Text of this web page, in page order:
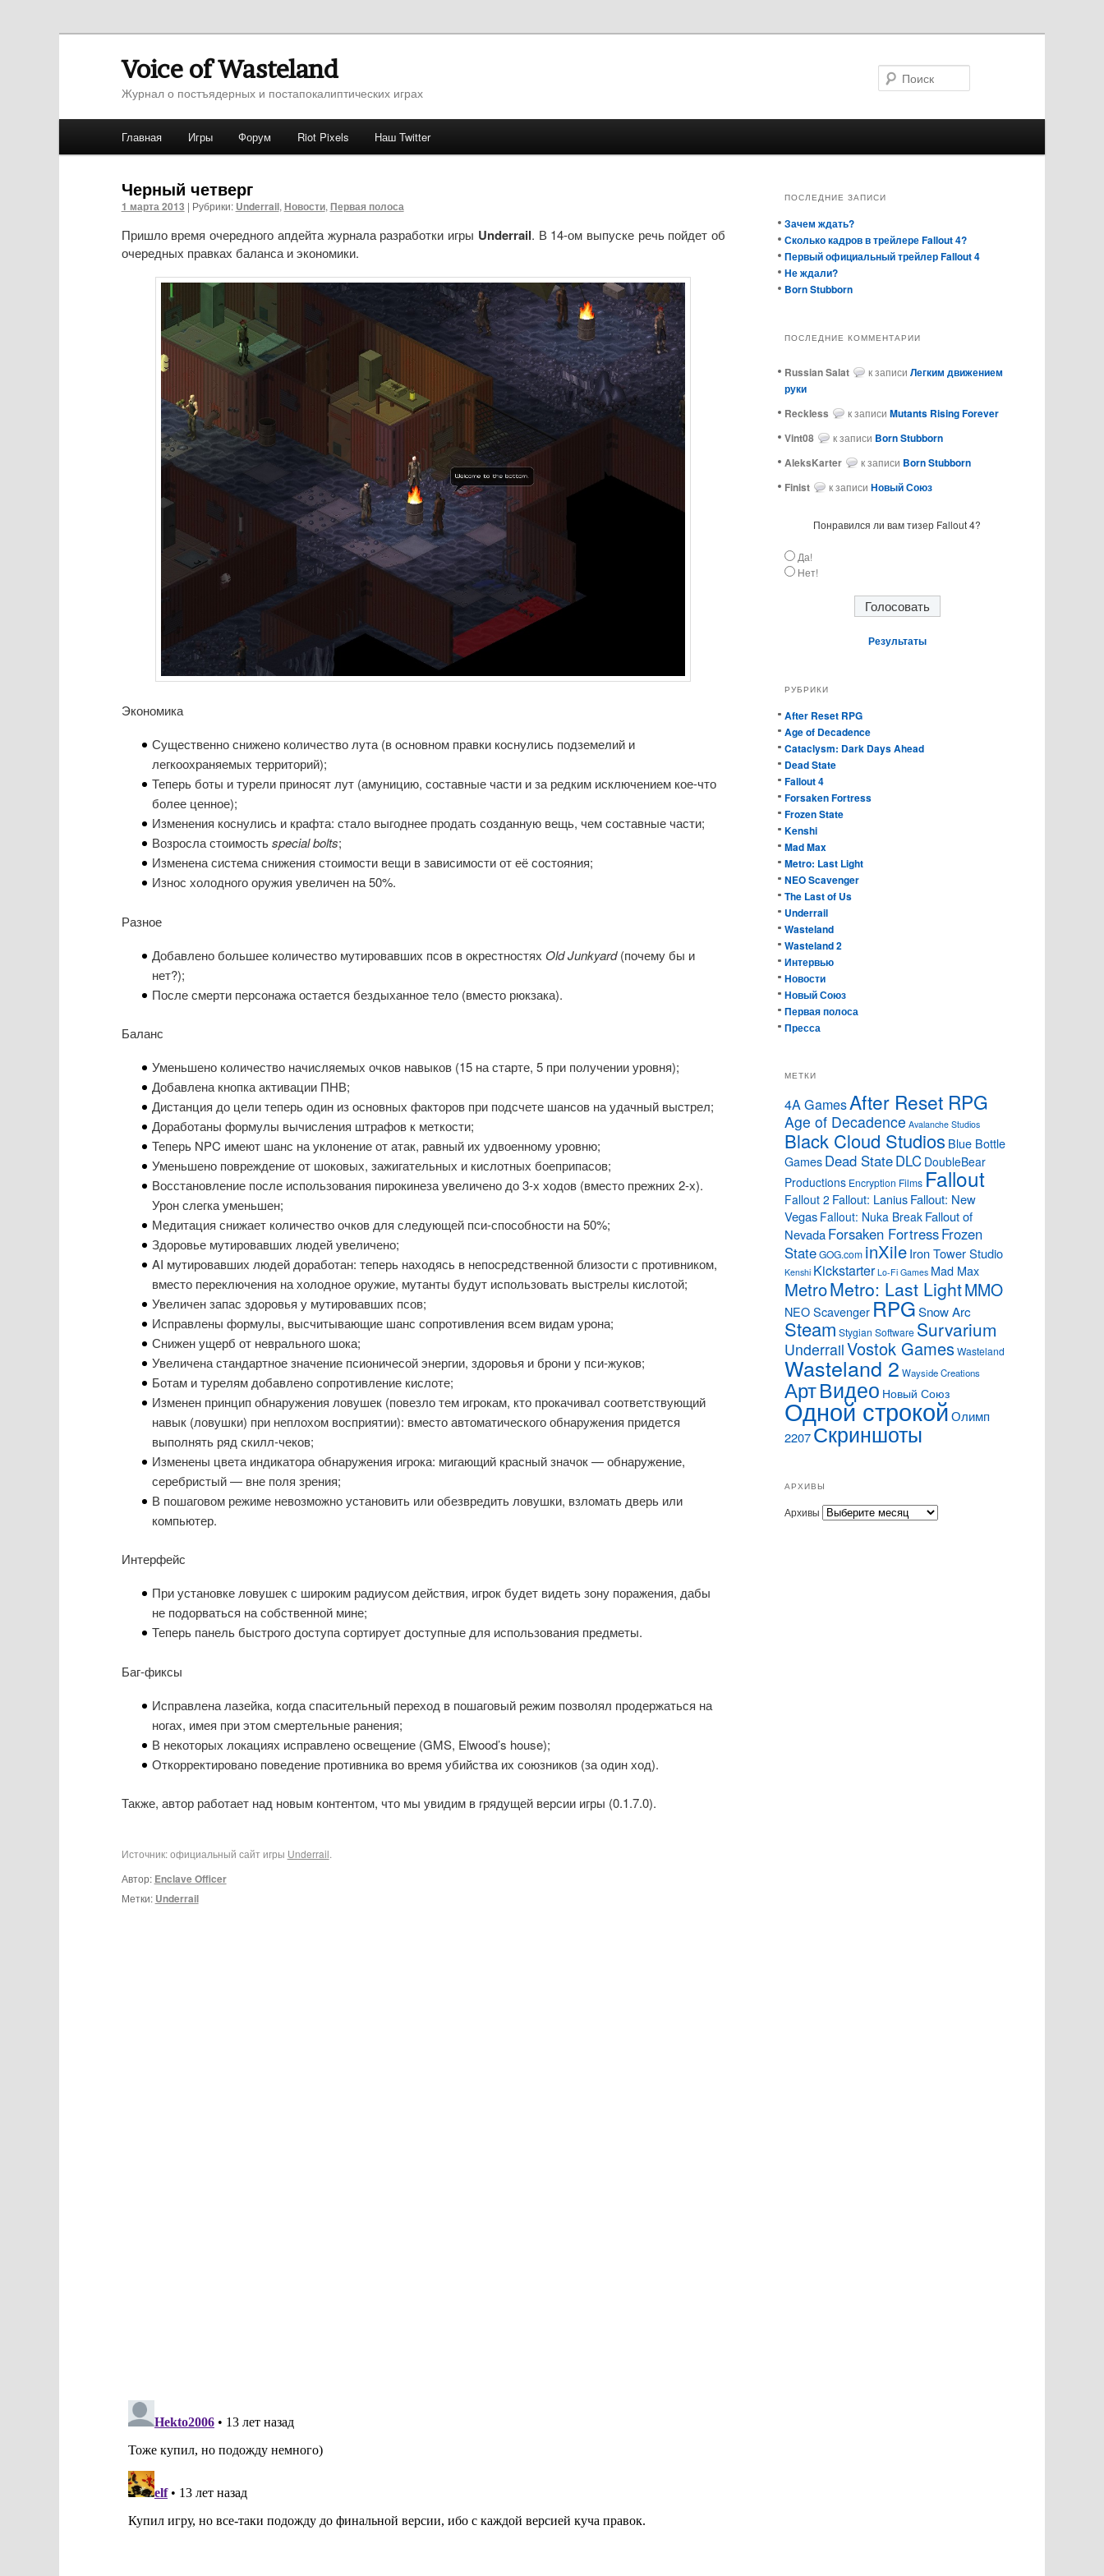
Voice of Wasteland
Журнал о постъядерных и постапокалиптических играх
Перейти к основному содержимому
Перейти к дополнительному содержимому
Главная Игры Форум Riot Pixels Наш Twitter
Черный четверг
1 марта 2013 | Рубрики: Underrail, Новости, Первая полоса
Пришло время очередного апдейта журнала разработки игры Underrail. В 14-ом выпуске речь пойдет об
очередных правках баланса и экономики.
Экономика
Существенно снижено количество лута (в основном правки коснулись подземелий и
легкоохраняемых территорий);
Теперь боты и турели приносят лут (амуницию, составные части и за редким исключением кое-что
более ценное);
Изменения коснулись и крафта: стало выгоднее продать созданную вещь, чем составные части;
Возросла стоимостьspecial bolts;
Изменена система снижения стоимости вещи в зависимости от её состояния;
Износ холодного оружия увеличен на 50%.
Разное
Добавлено большее количество мутировавших псов в окрестностях Old Junkyard(почему бы и
нет?);
После смерти персонажа остается бездыханное тело (вместо рюкзака).
Баланс
Уменьшено количество начисляемых очков навыков (15 на старте, 5 при получении уровня);
Добавлена кнопка активации ПНВ;
Дистанция до цели теперь один из основных факторов при подсчете шансов на удачный выстрел;
Доработаны формулы вычисления штрафов к меткости;
Теперь NPC имеют шанс на уклонение от атак, равный их удвоенному уровню;
Уменьшено повреждение от шоковых, зажигательных и кислотных боеприпасов;
Восстановление после использования пирокинеза увеличено до 3-х ходов (вместо прежних 2-х).
Урон слегка уменьшен;
Медитация снижает количество очков для следующей пси-способности на 50%;
Здоровье мутировавших людей увеличено;
AI мутировавших людей доработан: теперь находясь в непосредственной близости с противником,
вместо переключения на холодное оружие, мутанты будут использовать выстрелы кислотой;
Увеличен запас здоровья у мутировавших псов;
Исправлены формулы, высчитывающие шанс сопротивления всем видам урона;
Снижен ущерб от неврального шока;
Увеличена стандартное значение псионичесой энергии, здоровья и брони у пси-жуков;
Ботам и турелям добавлено сопротивление кислоте;
Изменен принцип обнаружения ловушек (повезло тем игрокам, кто прокачивал соответствующий
навык (ловушки) при неплохом восприятии): вместо автоматического обнаружения придется
выполнять ряд скилл-чеков;
Изменены цвета индикатора обнаружения игрока: мигающий красный значок — обнаружение,
серебристый — вне поля зрения;
В пошаговом режиме невозможно установить или обезвредить ловушки, взломать дверь или
компьютер.
Интерфейс
При установке ловушек с широким радиусом действия, игрок будет видеть зону поражения, дабы
не подорваться на собственной мине;
Теперь панель быстрого доступа сортирует доступные для использования предметы.
Баг-фиксы
Исправлена лазейка, когда спасительный переход в пошаговый режим позволял продержаться на
ногах, имея при этом смертельные ранения;
В некоторых локациях исправлено освещение (GMS, Elwood’s house);
Откорректировано поведение противника во время убийства их союзников (за один ход).
Также, автор работает над новым контентом, что мы увидим в грядущей версии игры (0.1.7.0).
Источник: официальный сайт игры Underrail.
Автор: Enclave Officer
Метки: Underrail
ПОСЛЕДНИЕ ЗАПИСИ
Зачем ждать?
Сколько кадров в трейлере Fallout 4?
Первый официальный трейлер Fallout 4
Не ждали?
Born Stubborn
ПОСЛЕДНИЕ КОММЕНТАРИИ
Russian Salat к записиЛегким движением
руки
ReckIess
к записиMutants Rising Forever
Vint08
к записи Born Stubborn
AleksKarter
к записи Born Stubborn
Finist
к записиНовый Союз
Понравился ли вам тизер Fallout 4?
Да!
Нет!
Результаты
РУБРИКИ
After Reset RPG
Age of Decadence
Cataclysm: Dark Days Ahead
Dead State
Fallout 4
Forsaken Fortress
Frozen State
Kenshi
Mad Max
Metro: Last Light
NEO Scavenger
The Last of Us
Underrail
Wasteland
Wasteland 2
Интервью
Новости
Новый Союз
Первая полоса
Пресса
МЕТКИ
4A GamesAfter Reset RPG
Age of Decadence Avalanche Studios
Black Cloud Studios Blue Bottle
GamesDead StateDLC DoubleBear
Productions Encryption Films Fallout
Fallout 2 Fallout: LaniusFallout: New
Vegas Fallout: Nuka Break Fallout of
NevadaForsaken FortressFrozen
StateGOG.com inXileIron Tower Studio
Kenshi Kickstarter Lo-Fi Games Mad Max
MetroMetro: Last LightMMO
NEO Scavenger RPGSnow Arc
Steam Stygian Software Survarium
UnderrailVostok GamesWasteland
Wasteland 2 Wayside Creations
АртВидео Новый Союз
Одной строкой Олимп
2207Скриншоты
АРХИВЫ
Архивы